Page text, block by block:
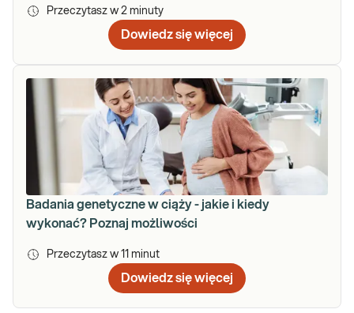
Przeczytasz w 2 minuty
Dowiedz się więcej
Badania genetyczne w ciąży - jakie i kiedy
wykonać? Poznaj możliwości
Przeczytasz w 11 minut
Dowiedz się więcej